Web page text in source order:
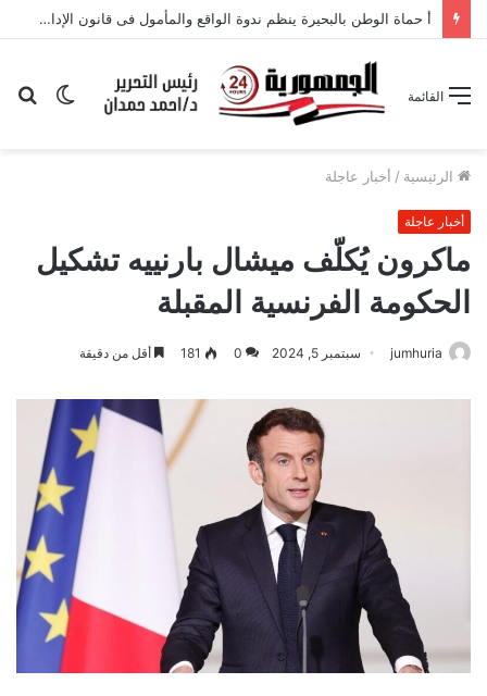
أ حماة الوطن بالبحيرة ينظم ندوة الواقع والمأمول فى قانون الإدارة المحلية
الوضع
القائمة
الرئيسية / أخبار عاجلة
أخبار عاجلة
ماكرون يُكلّف ميشال بارنييه تشكيل
الحكومة الفرنسية المقبلة
jumhuria سبتمبر 5, 2024 0
181 أقل من دقيقة